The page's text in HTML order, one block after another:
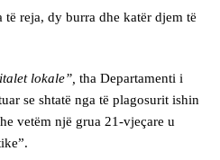
reja, dy burra dhe katër djem të
lokale”, tha Departamenti i
se shtatë nga të plagosurit ishin
vetëm një grua 21-vjeçare u